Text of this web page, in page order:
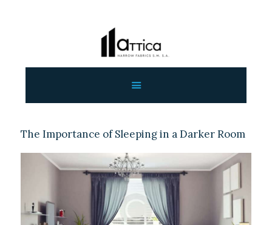
ΕΠΙΚΟΙΝΩΝΙΑ
ΧΟΝΔΡΙΚΗ
ΕΛΛΗΝΙΚΆ
The Importance of Sleeping in a Darker Room